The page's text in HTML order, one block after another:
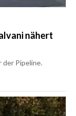
nähert
Pipeline.